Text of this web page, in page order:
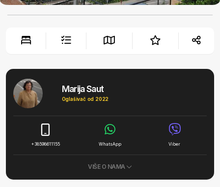
Marija Saut
Oglašivač od 2022
+38598611155 WhatsApp Viber
VIŠE O NAMA